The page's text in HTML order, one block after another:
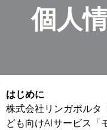
個人
はじめに
株式会社リンガポルタ
ども向けAIサービス「